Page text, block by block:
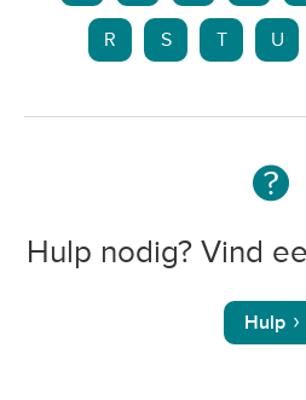
R S T U
Hulp nodig? Vind
Hulp